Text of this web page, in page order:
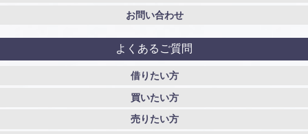
お問い合わせ
よくあるご質問
借りたい方
買いたい方
売りたい方